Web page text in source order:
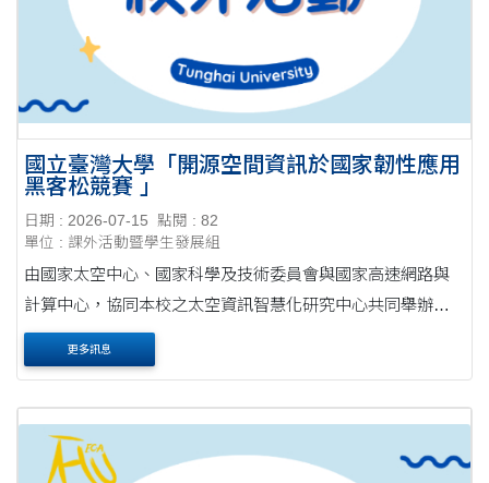
國立臺灣大學「開源空間資訊於國家韌性應用
黑客松競賽 」
日期 : 2026-07-15
點閱 : 82
單位 : 課外活動暨學生發展組
由國家太空中心、國家科學及技術委員會與國家高速網路與
計算中心，協同本校之太空資訊智慧化研究中心共同舉辦
「開源空間資訊於國家韌性應用黑客松競賽（OSSInt
2026）」，即日起正式徵件。本屆賽事總獎金高達新臺幣5....
更多訊息